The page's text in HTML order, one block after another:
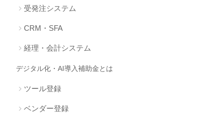
受発注システム
CRM・SFA
経理・会計システム
デジタル化・AI導入補助金とは
ツール登録
ベンダー登録